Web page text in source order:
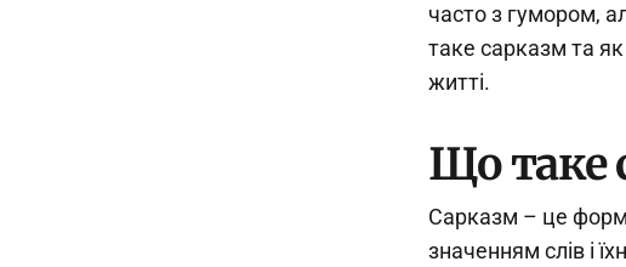
часто з гумором,
таке сарказм та
житті.
Що таке
Сарказм – це
значенням слів і